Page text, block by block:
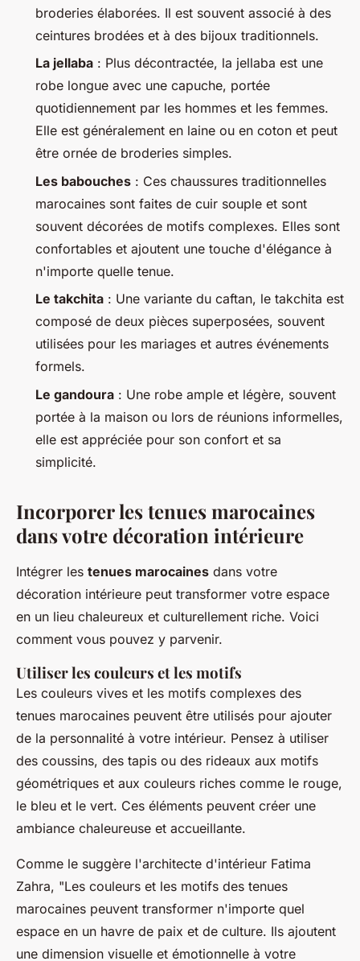
broderies élaborées. Il est souvent associé à des
ceintures brodées et à des bijoux traditionnels.
La jellaba : Plus décontractée, la jellaba est une
robe longue avec une capuche, portée
quotidiennement par les hommes et les femmes.
Elle est généralement en laine ou en coton et peut
être ornée de broderies simples.
Les babouches : Ces chaussures traditionnelles
marocaines sont faites de cuir souple et sont
souvent décorées de motifs complexes. Elles sont
confortables et ajoutent une touche d'élégance à
n'importe quelle tenue.
Le takchita : Une variante du caftan, le takchita est
composé de deux pièces superposées, souvent
utilisées pour les mariages et autres événements
formels.
Le gandoura : Une robe ample et légère, souvent
portée à la maison ou lors de réunions informelles,
elle est appréciée pour son confort et sa
simplicité.
Incorporer les tenues marocaines
dans votre décoration intérieure
Intégrer les tenues marocaines dans votre
décoration intérieure peut transformer votre espace
en un lieu chaleureux et culturellement riche. Voici
comment vous pouvez y parvenir.
Utiliser les couleurs et les motifs
Les couleurs vives et les motifs complexes des
tenues marocaines peuvent être utilisés pour ajouter
de la personnalité à votre intérieur. Pensez à utiliser
des coussins, des tapis ou des rideaux aux motifs
géométriques et aux couleurs riches comme le rouge,
le bleu et le vert. Ces éléments peuvent créer une
ambiance chaleureuse et accueillante.
Comme le suggère l'architecte d'intérieur Fatima
Zahra, "Les couleurs et les motifs des tenues
marocaines peuvent transformer n'importe quel
espace en un havre de paix et de culture. Ils ajoutent
une dimension visuelle et émotionnelle à votre